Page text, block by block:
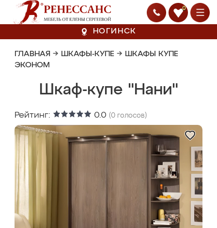
0
НОГИНСК
ГЛАВНАЯ → ШКАФЫ-КУПЕ → ШКАФЫ КУПЕ
ЭКОНОМ
Шкаф-купе "Нани"
Рейтинг: 0.0 (0 голосов)